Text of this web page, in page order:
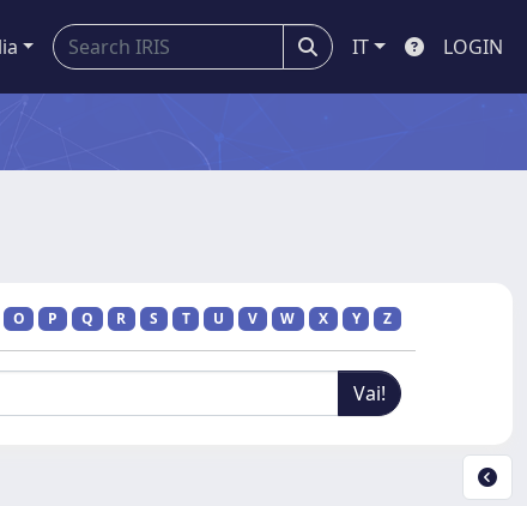
IT LOGIN
O P Q R S T U V W X Y Z